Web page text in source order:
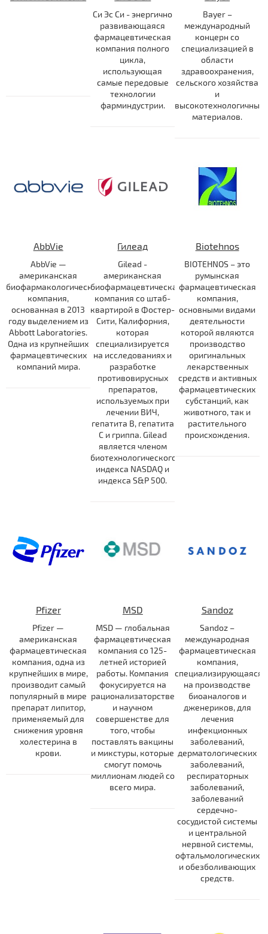
Си Эс Си - энергично
развивающаяся
фармацевтическая
компания полного
цикла,
использующая
самые передовые
технологии
фарминдустрии.
Bayer –
международный
концерн со
специализацией в
области
здравоохранения,
сельского хозяйства
и
высокотехнологичных
материалов.
AbbVie
AbbVie —
американская
биофармакологическая
компания,
основанная в 2013
году выделением из
Abbott Laboratories.
Одна из крупнейших
фармацевтических
компаний мира.
Гилеад
Gilead -
американская
биофармацевтическая
компания со штаб-
квартирой в Фостер-
Сити, Калифорния,
которая
специализируется
на исследованиях и
разработке
противовирусных
препаратов,
используемых при
лечении ВИЧ,
гепатита В, гепатита
С и гриппа. Gilead
является членом
биотехнологического
индекса NASDAQ и
индекса S&P 500.
Biotehnos
BIOTEHNOS – это
румынская
фармацевтическая
компания,
основными видами
деятельности
которой являются
производство
оригинальных
лекарственных
средств и активных
фармацевтических
субстанций, как
животного, так и
растительного
происхождения.
Pfizer
Pfizer —
американская
фармацевтическая
компания, одна из
крупнейших в мире,
производит самый
популярный в мире
препарат липитор,
применяемый для
снижения уровня
холестерина в
крови.
MSD
MSD — глобальная
фармацевтическая
компания со 125-
летней историей
работы. Компания
фокусируется на
рационализаторстве
и научном
совершенстве для
того, чтобы
поставлять вакцины
и микстуры, которые
смогут помочь
миллионам людей со
всего мира.
Sandoz
Sandoz –
международная
фармацевтическая
компания,
специализирующаяся
на производстве
биоаналогов и
дженериков, для
лечения
инфекционных
заболеваний,
дерматологических
заболеваний,
респираторных
заболеваний,
заболеваний
сердечно-
сосудистой системы
и центральной
нервной системы,
офтальмологических
и обезболивающих
средств.